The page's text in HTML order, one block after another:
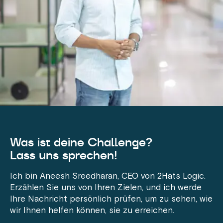
Was ist deine Challenge?
Lass uns sprechen!
Ich bin Aneesh Sreedharan, CEO von 2Hats Logic.
Erzählen Sie uns von Ihren Zielen, und ich werde
Ihre Nachricht persönlich prüfen, um zu sehen, wie
wir Ihnen helfen können, sie zu erreichen.